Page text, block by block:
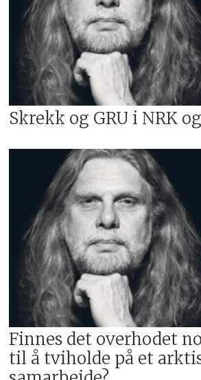
Skrekk og GRU i NRK
Finnes det overhodet
til å tviholde på et